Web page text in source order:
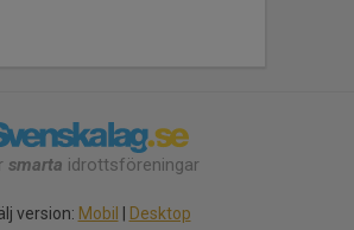
smarta idrottsföreningar
version: Mobil | Desktop